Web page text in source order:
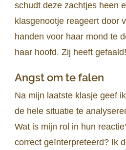
schudt deze zachtjes heen
klasgenootje reageert door
handen voor haar mond te
haar hoofd. Zij heeft gefaald!
Angst om te falen
Na mijn laatste klasje geef
de hele situatie te
Wat is mijn rol in hun
correct geïnterpreteerd? Ik